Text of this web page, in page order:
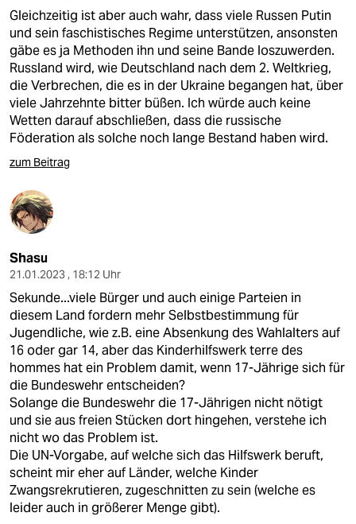
Gleichzeitig ist aber auch wahr, dass viele Russen Putin
und sein faschistisches Regime unterstützen, ansonsten
gäbe es ja Methoden ihn und seine Bande loszuwerden.
Russland wird, wie Deutschland nach dem 2. Weltkrieg,
die Verbrechen, die es in der Ukraine begangen hat, über
viele Jahrzehnte bitter büßen. Ich würde auch keine
Wetten darauf abschließen, dass die russische
Föderation als solche noch lange Bestand haben wird.
zum Beitrag
Shasu
21.01.2023 , 18:12 Uhr
Sekunde...viele Bürger und auch einige Parteien in
diesem Land fordern mehr Selbstbestimmung für
Jugendliche, wie z.B. eine Absenkung des Wahlalters auf
16 oder gar 14, aber das Kinderhilfswerk terre des
hommes hat ein Problem damit, wenn 17-Jährige sich für
die Bundeswehr entscheiden?
Solange die Bundeswehr die 17-Jährigen nicht nötigt
und sie aus freien Stücken dort hingehen, verstehe ich
nicht wo das Problem ist.
Die UN-Vorgabe, auf welche sich das Hilfswerk beruft,
scheint mir eher auf Länder, welche Kinder
Zwangsrekrutieren, zugeschnitten zu sein (welche es
leider auch in größerer Menge gibt).